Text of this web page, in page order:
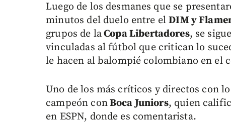
Luego de los desmanes que se
minutos del duelo entre elDIM y
grupos de laCopa Libertadores, se
vinculadas al fútbol que critican lo
le hacen al balompié colombiano en el
Uno de los más críticos y directos con
campeón conBoca Juniors, quien
en ESPN, donde es comentarista.